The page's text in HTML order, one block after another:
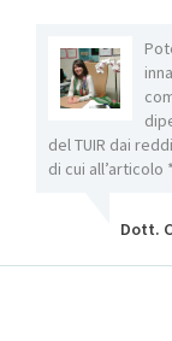
del TUIR dai
di cui
Dott.